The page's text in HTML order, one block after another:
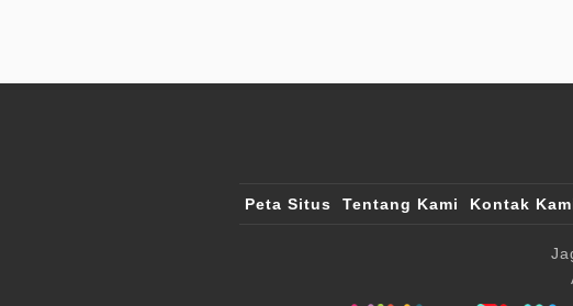
Peta Situs Tentang Kami Kontak